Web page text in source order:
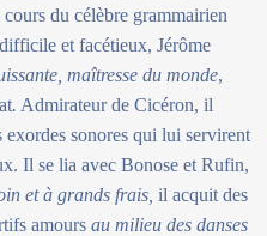
du célèbre grammairien
et facétieux, Jérôme
maîtresse du monde,
. Admirateur de Cicéron, il
sonores qui lui servirent
Il se lia avec Bonose et Rufin,
et à grands frais, il acquit des
amours au milieu des danses